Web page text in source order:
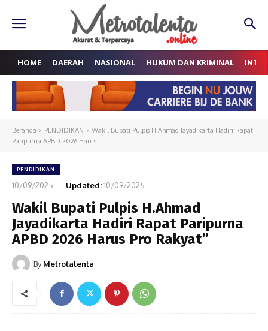
HOME DAERAH NASIONAL HUKUM DAN KRIMINAL
Beranda PENDIDIKAN
Wakil Bupati Pulpis H.Ahmad Jayadikarta Hadiri Rapat
Paripurna APBD 2026 Harus...
PENDIDIKAN
10/09/2025 Updated:10/09/2025
Wakil Bupati Pulpis H.Ahmad
Jayadikarta Hadiri Rapat Paripurna
APBD 2026 Harus Pro Rakyat”
By Metrotalenta